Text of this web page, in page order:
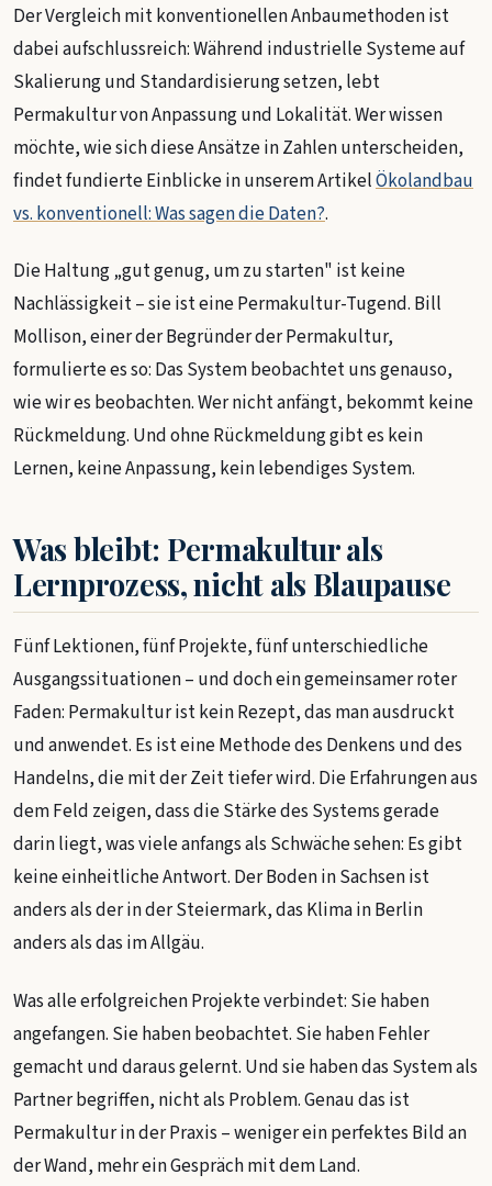
Der Vergleich mit konventionellen Anbaumethoden ist
dabei aufschlussreich: Während industrielle Systeme auf
Skalierung und Standardisierung setzen, lebt
Permakultur von Anpassung und Lokalität. Wer wissen
möchte, wie sich diese Ansätze in Zahlen unterscheiden,
findet fundierte Einblicke in unserem ArtikelÖkolandbau
vs. konventionell: Was sagen die Daten?.
Die Haltung „gut genug, um zu starten" ist keine
Nachlässigkeit – sie ist eine Permakultur-Tugend. Bill
Mollison, einer der Begründer der Permakultur,
formulierte es so: Das System beobachtet uns genauso,
wie wir es beobachten. Wer nicht anfängt, bekommt keine
Rückmeldung. Und ohne Rückmeldung gibt es kein
Lernen, keine Anpassung, kein lebendiges System.
Was bleibt: Permakultur als
Lernprozess, nicht als Blaupause
Fünf Lektionen, fünf Projekte, fünf unterschiedliche
Ausgangssituationen – und doch ein gemeinsamer roter
Faden: Permakultur ist kein Rezept, das man ausdruckt
und anwendet. Es ist eine Methode des Denkens und des
Handelns, die mit der Zeit tiefer wird. Die Erfahrungen aus
dem Feld zeigen, dass die Stärke des Systems gerade
darin liegt, was viele anfangs als Schwäche sehen: Es gibt
keine einheitliche Antwort. Der Boden in Sachsen ist
anders als der in der Steiermark, das Klima in Berlin
anders als das im Allgäu.
Was alle erfolgreichen Projekte verbindet: Sie haben
angefangen. Sie haben beobachtet. Sie haben Fehler
gemacht und daraus gelernt. Und sie haben das System als
Partner begriffen, nicht als Problem. Genau das ist
Permakultur in der Praxis – weniger ein perfektes Bild an
der Wand, mehr ein Gespräch mit dem Land.